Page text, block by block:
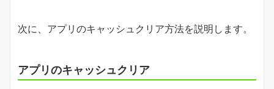
次に、アプリのキャッシュクリア方法を説明します。
アプリのキャッシュクリア